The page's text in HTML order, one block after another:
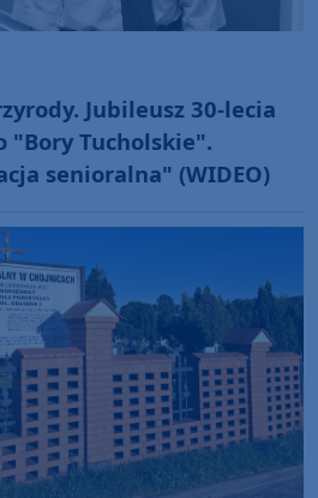
Jubileusz 30-lecia
"Bory Tucholskie".
senioralna" (WIDEO)